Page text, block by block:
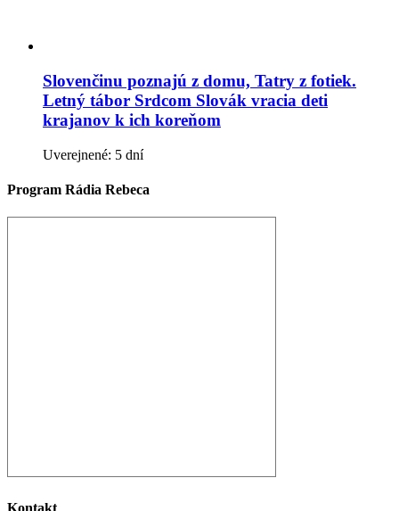
Slovenčinu poznajú z domu, Tatry z fotiek.
Letný tábor Srdcom Slovák vracia deti
krajanov k ich koreňom
Uverejnené: 5 dní
Program Rádia Rebeca
Kontakt